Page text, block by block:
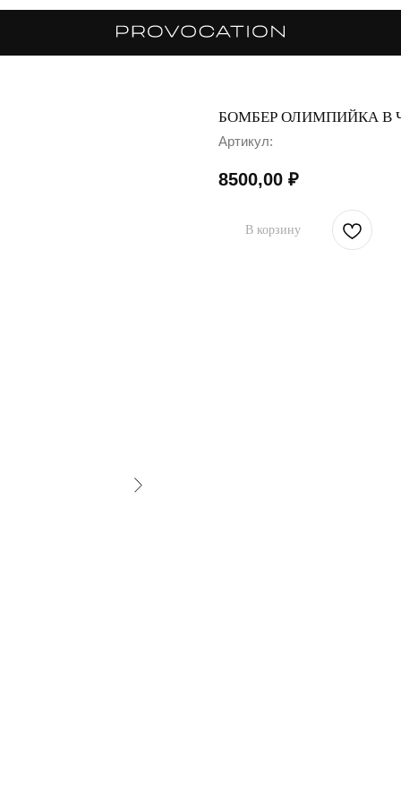
БОМБЕР ОЛИМПИЙКА В
Артикул:
8500,00 ₽
В корзину